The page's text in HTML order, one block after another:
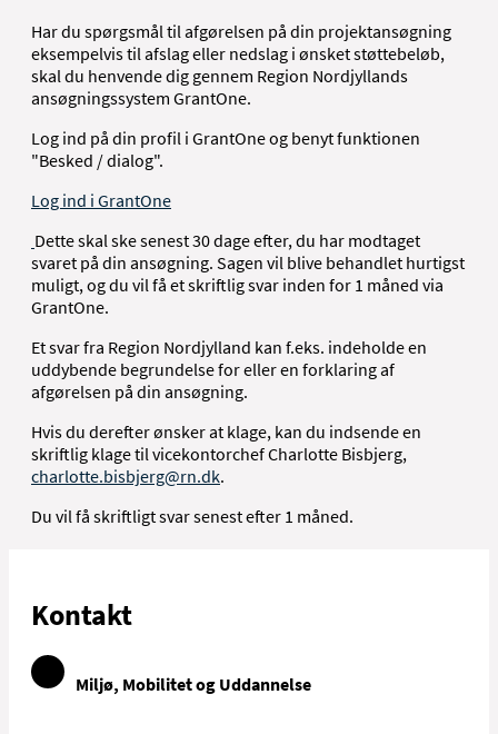
Har du spørgsmål til afgørelsen på din projektansøgning
eksempelvis til afslag eller nedslag i ønsket støttebeløb,
skal du henvende dig gennem Region Nordjyllands
ansøgningssystem GrantOne.
Log ind på din profil i GrantOne og benyt funktionen
"Besked / dialog".
Log ind i GrantOne
Dette skal ske senest 30 dage efter, du har modtaget
svaret på din ansøgning. Sagen vil blive behandlet hurtigst
muligt, og du vil få et skriftlig svar inden for 1 måned via
GrantOne.
Et svar fra Region Nordjylland kan f.eks. indeholde en
uddybende begrundelse for eller en forklaring af
afgørelsen på din ansøgning.
Hvis du derefter ønsker at klage, kan du indsende en
skriftlig klage til vicekontorchef Charlotte Bisbjerg,
charlotte.bisbjerg@rn.dk.
Du vil få skriftligt svar senest efter 1 måned.
Kontakt
Miljø, Mobilitet og Uddannelse